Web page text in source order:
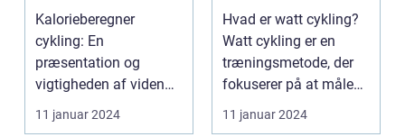
Kalorieberegner
cykling: En
præsentation og
vigtigheden af viden
om dette emne.
Cykling har i årtie...
11 januar 2024
t træning
Hvad er watt cykling?
Watt cykling er en
træningsmetode, der
fokuserer på at måle
og forbedre ens pr...
11 januar 2024